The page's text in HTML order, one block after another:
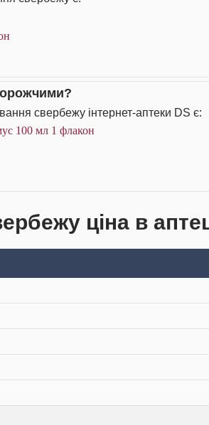
свербежу інтернет-аптеки DS є:
100 мл 1 флакон
ціна в